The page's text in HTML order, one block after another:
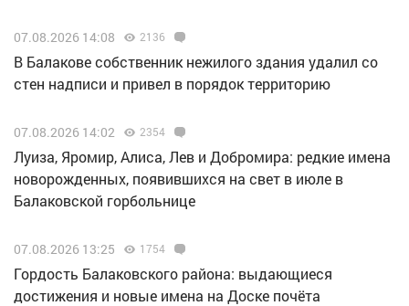
07.08.2026 14:08 2136
В Балакове собственник нежилого здания удалил со
стен надписи и привел в порядок территорию
07.08.2026 14:02 2354
Луиза, Яромир, Алиса, Лев и Добромира: редкие имена
новорожденных, появившихся на свет в июле в
Балаковской горбольнице
07.08.2026 13:25 1754
Гордость Балаковского района: выдающиеся
достижения и новые имена на Доске почёта